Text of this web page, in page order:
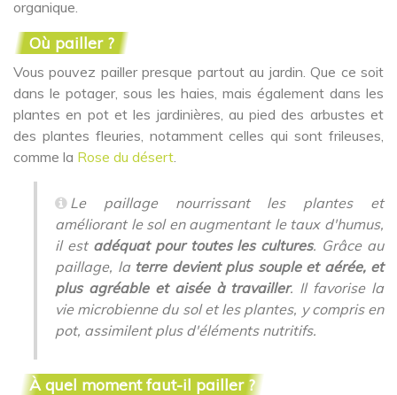
organique.
Où pailler ?
Vous pouvez pailler presque partout au jardin. Que ce soit
dans le potager, sous les haies, mais également dans les
plantes en pot et les jardinières, au pied des arbustes et
des plantes fleuries, notamment celles qui sont frileuses,
comme la Rose du désert
Le paillage nourrissant les plantes et
améliorant le sol en augmentant le taux d'humus,
il est adéquat pour toutes les cultures. Grâce au
paillage, la terre devient plus souple et aérée, et
plus agréable et aisée à travailler. Il favorise la
vie microbienne du sol et les plantes, y compris en
pot, assimilent plus d'éléments nutritifs.
À quel moment faut-il pailler ?